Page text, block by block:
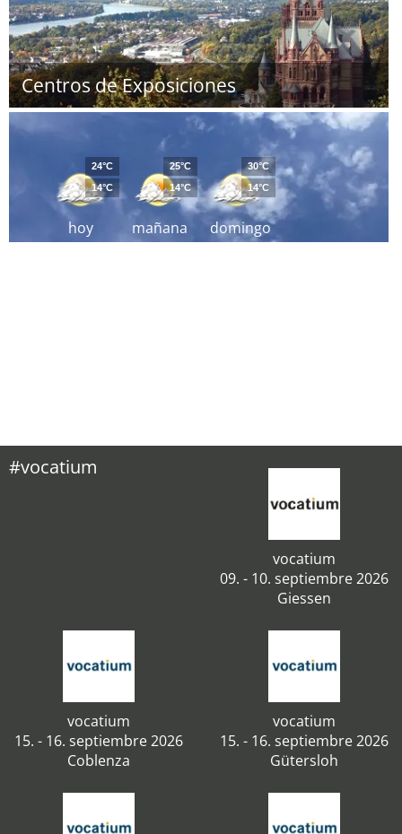
Centros de Exposiciones
hoy
24°C
14°C
mañana
25°C
14°C
domingo
30°C
14°C
#vocatium
vocatium
09. - 10. septiembre 2026
Giessen
vocatium
15. - 16. septiembre 2026
Coblenza
vocatium
15. - 16. septiembre 2026
Gütersloh